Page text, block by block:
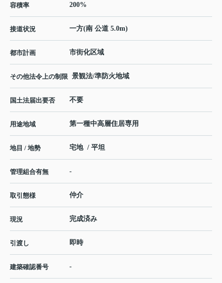
容積率 200%
接道状況 一方(南 公道 5.0m)
都市計画 市街化区域
その他法令上の制限 景観法/準防火地域
国土法届出要否 不要
用途地域 第一種中高層住居専用
地目 / 地勢 宅地 / 平坦
管理組合有無 -
取引態様 仲介
現況 完成済み
引渡し 即時
建築確認番号 -